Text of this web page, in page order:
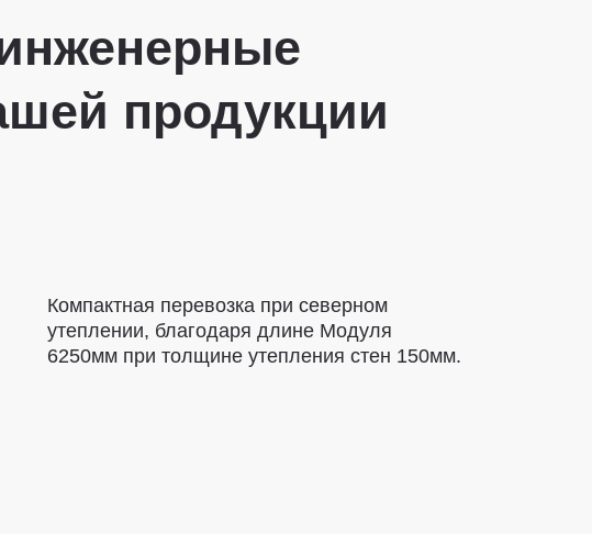
продукции
Компактная перевозка при северном
утеплении, благодаря длине Модуля
6250мм при толщине утепления стен 150мм.